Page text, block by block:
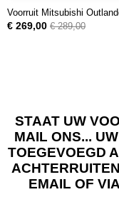
Voorruit Mitsubishi
€ 269,00 € 289,00
STAAT UW
MAIL ONS...
TOEGEVOEGD
EMAIL OF